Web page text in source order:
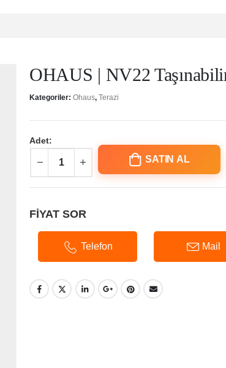
OHAUS | NV22
Kategoriler: Ohaus, Terazi
Adet:
SATIN AL
FİYAT SOR
Telefon Mail